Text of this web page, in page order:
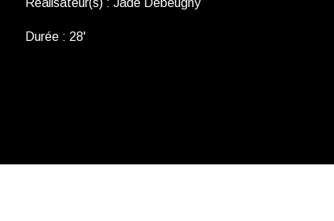
Réalisateur(s) : Jade Debeugny
Durée : 28'